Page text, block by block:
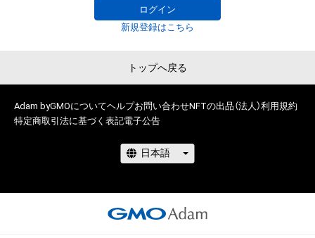
ログイン
新規登録はこちら
トップへ戻る
Adam byGMOについてヘルプお問い合わせNFTの出品（法人）利用規約
特定商取引法に基づく表記電子公告